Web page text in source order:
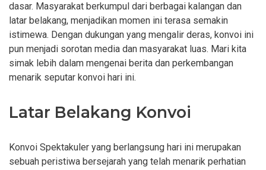
dasar. Masyarakat berkumpul dari berbagai kalangan dan
latar belakang, menjadikan momen ini terasa semakin
istimewa. Dengan dukungan yang mengalir deras, konvoi ini
pun menjadi sorotan media dan masyarakat luas. Mari kita
simak lebih dalam mengenai berita dan perkembangan
menarik seputar konvoi hari ini.
Latar Belakang Konvoi
Konvoi Spektakuler yang berlangsung hari ini merupakan
sebuah peristiwa bersejarah yang telah menarik perhatian